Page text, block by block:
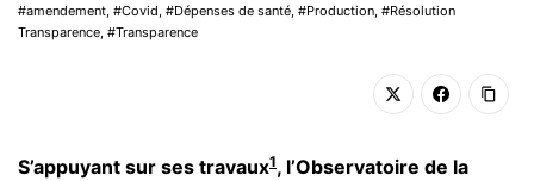
amendement
Covid Dépenses de santé Production
Résolution
Transparence
Transparence
S’appuyant sur ses travaux1, l’Observatoire de la